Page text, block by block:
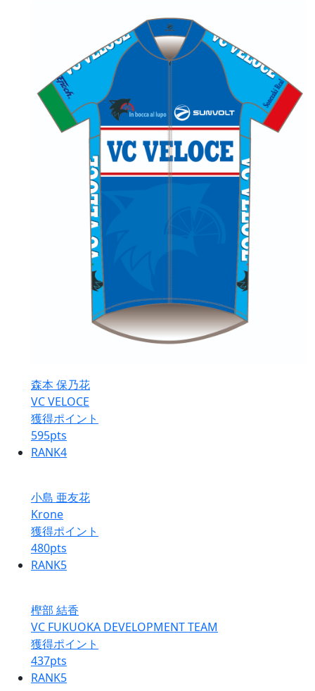
森本 保乃花
VC VELOCE
獲得ポイント
595pts
RANK4
小島 亜友花
Krone
獲得ポイント
480pts
RANK5
樫部 結香
VC FUKUOKA DEVELOPMENT TEAM
獲得ポイント
437pts
RANK5